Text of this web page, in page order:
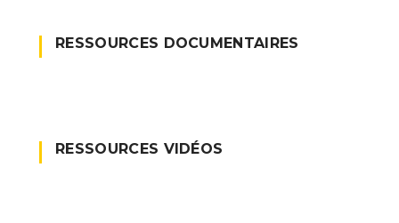
RESSOURCES DOCUMENTAIRES
RESSOURCES VIDÉOS